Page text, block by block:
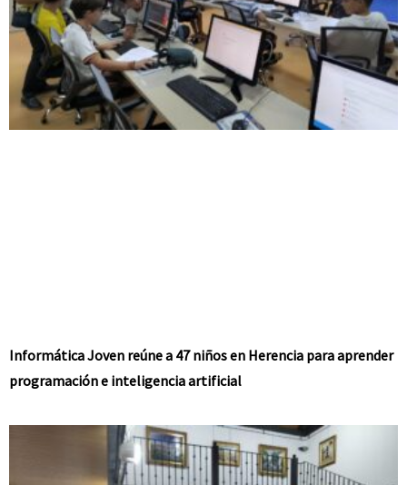
Informática Joven reúne a 47 niños en Herencia para aprender
programación e inteligencia artificial